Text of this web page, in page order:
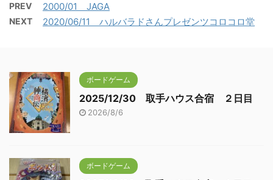
PREV 2000/01 JAGA
NEXT 2020/06/11 ハルバラドさんプレゼンツコロコロ堂
ボードゲーム
2025/12/30 取手ハウス合宿 ２日目
2026/8/6
ボードゲーム